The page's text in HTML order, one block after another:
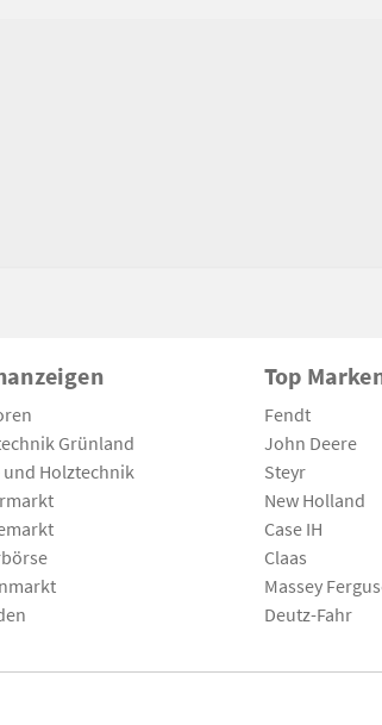
Grünland
und Holztechnik
Top
Fendt
John Deere
Steyr
New Holland
Case IH
Claas
Massey
Deutz-Fahr